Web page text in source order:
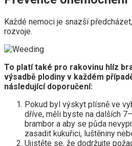
Každé nemoci je snazší
rozvoje.
To platí také pro rakovinu hlíz
výsadbě plodiny v každém
následující doporučení:
Pokud byl výskyt plísně ve
dříve, měli byste na dalších
brambor a aby se půda
zasadit kukuřici, luštěniny
Ujistěte se, že dodržujte